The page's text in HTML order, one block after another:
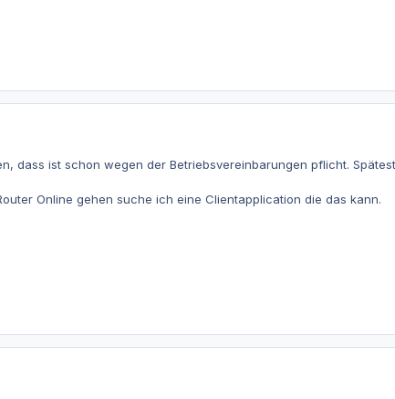
dass ist schon wegen der Betriebsvereinbarungen pflicht.
Online gehen suche ich eine Clientapplication die das kann.